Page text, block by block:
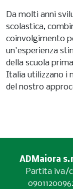
Da molti anni
scolastica,
coinvolgimento
un'esperienza
della scuola
Italia utilizzano i
del nostro
ADMaiora
Partita iva/